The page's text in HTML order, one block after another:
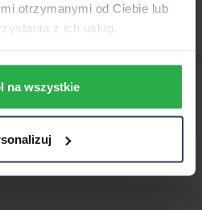
otrzymanymi od Ciebie lub
z ich usług.
na wszystkie
234
ceny OC/AC